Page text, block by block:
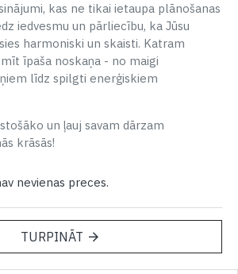
kas ne tikai ietaupa plānošanas
iedvesmu un pārliecību, ka Jūsu
harmoniski un skaisti. Katram
īpaša noskaņa - no maigi
līdz spilgti enerģiskiem
un ļauj savam dārzam
krāsās!
nevienas preces.
TURPINĀT